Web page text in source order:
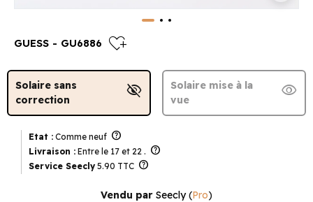
GUESS - GU6886 heart_plus
Solaire sans
correction
visibility_off
Solaire mise à la
vue
visibility
Etat : Comme neuf help
Livraison : Entre le 17 et 22 . help
Service Seecly 5.90 TTC help
Vendu par Seecly(Pro)